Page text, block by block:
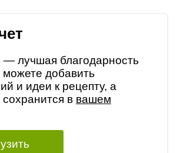
— лучшая благодарность
добавить
и идеи к рецепту, а
в вашем